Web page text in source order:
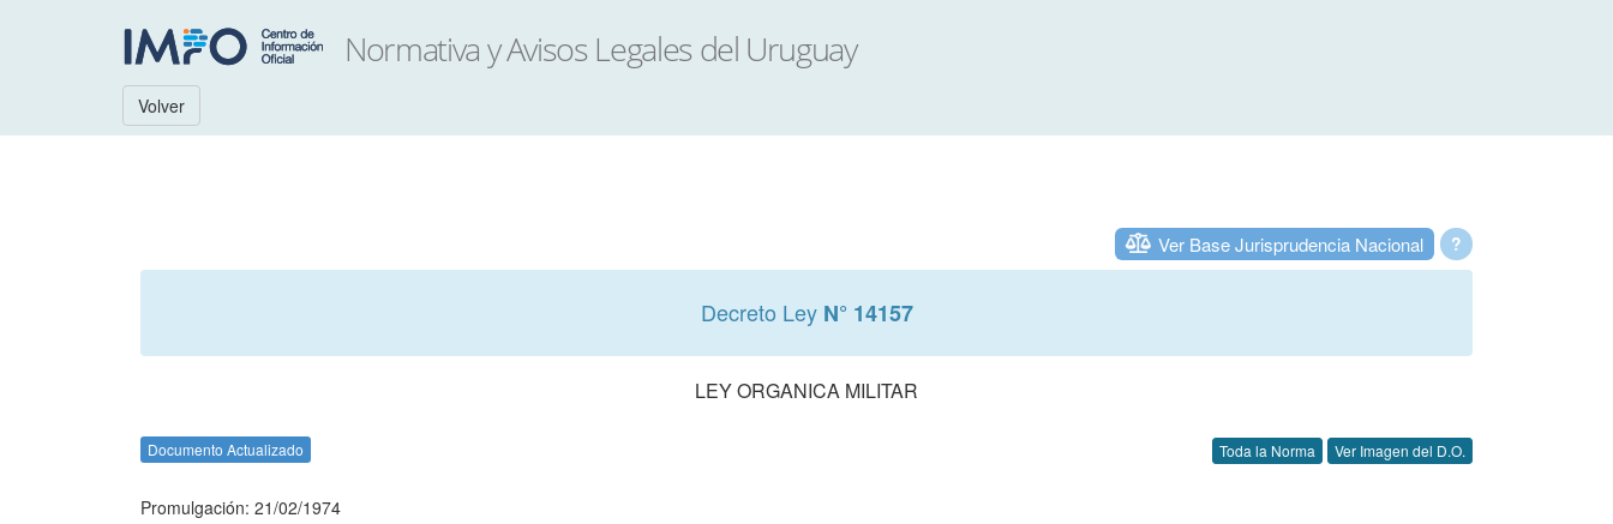
Volver
?
Ver Base Jurisprudencia Nacional
Decreto Ley N° 14157
LEY ORGANICA MILITAR
Documento Actualizado Toda la Norma Ver Imagen del D.O.
Promulgación: 21/02/1974